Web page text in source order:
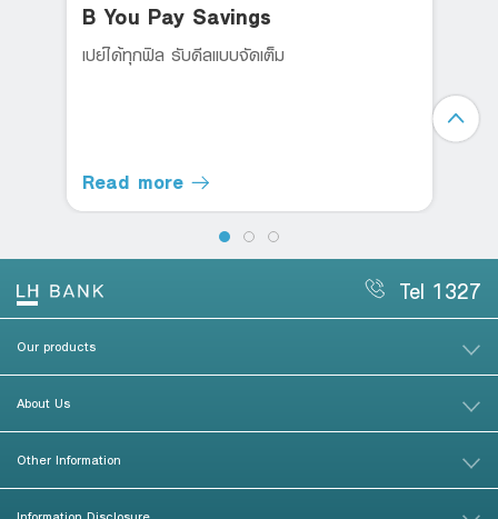
B You Pay Savings
เปย์ได้ทุกฟิล รับดีลแบบจัดเต็ม
Read more
Tel 1327
Our products
About Us
Other Information